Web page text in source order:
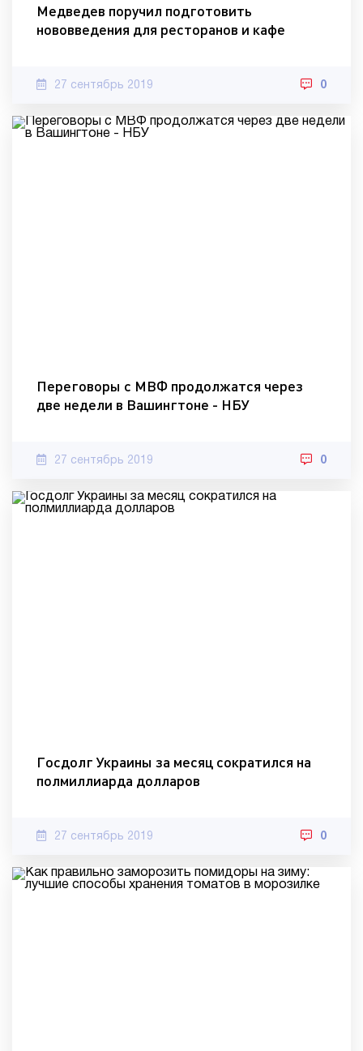
Медведев поручил подготовить
нововведения для ресторанов и кафе
27 сентябрь 2019 0
Переговоры с МВФ продолжатся через
две недели в Вашингтоне - НБУ
27 сентябрь 2019 0
Госдолг Украины за месяц сократился на
полмиллиарда долларов
27 сентябрь 2019 0